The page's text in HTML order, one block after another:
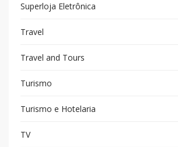
Superloja Eletrônica
Travel
Travel and Tours
Turismo
Turismo e Hotelaria
TV